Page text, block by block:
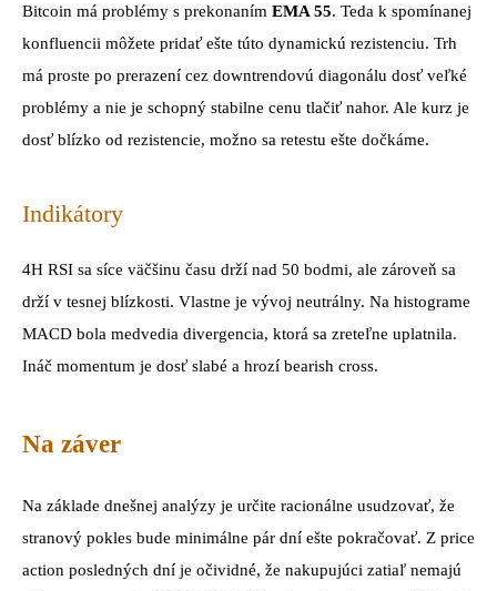
Bitcoin má problémy s prekonaním EMA 55. Teda k spomínanej
konfluencii môžete pridať ešte túto dynamickú rezistenciu. Trh
má proste po prerazení cez downtrendovú diagonálu dosť veľké
problémy a nie je schopný stabilne cenu tlačiť nahor. Ale kurz je
dosť blízko od rezistencie, možno sa retestu ešte dočkáme.
Indikátory
4H RSI sa síce väčšinu času drží nad 50 bodmi, ale zároveň sa
drží v tesnej blízkosti. Vlastne je vývoj neutrálny. Na histograme
MACD bola medvedia divergencia, ktorá sa zreteľne uplatnila.
Ináč momentum je dosť slabé a hrozí bearish cross.
Na záver
Na základe dnešnej analýzy je určite racionálne usudzovať, že
stranový pokles bude minimálne pár dní ešte pokračovať. Z price
action posledných dní je očividné, že nakupujúci zatiaľ nemajú